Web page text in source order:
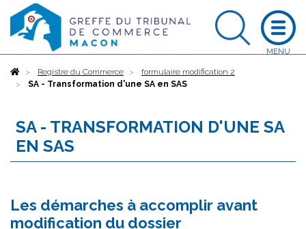
AccueilRegistre du Commerce
formulaire modification 2
SA - Transformation d'une SA en SAS
SA - TRANSFORMATION D'UNE SA
EN SAS
Les démarches à accomplir avant
modification du dossier